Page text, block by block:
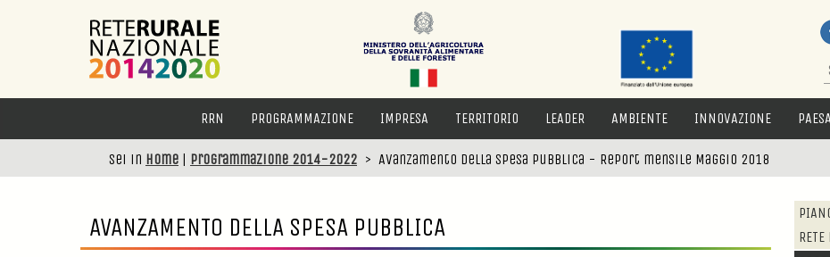
RRN PROGRAMMAZIONE IMPRESA TERRITORIO LEADER AMBIENTE INNOVAZIONE
Sei in Home | Programmazione 2014-2022 > Avanzamento della spesa pubblica - Report mensile Maggio 2018
AVANZAMENTO DELLA SPESA PUBBLICA
RETE